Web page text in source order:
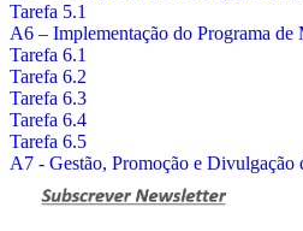
Tarefa 5.1
A6 – Implementação do Programa de
Tarefa 6.1
Tarefa 6.2
Tarefa 6.3
Tarefa 6.4
Tarefa 6.5
A7 - Gestão, Promoção e Divulgação